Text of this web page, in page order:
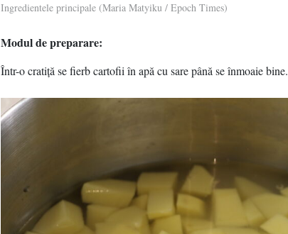
Ingredientele principale (Maria Matyiku / Epoch Times)
Modul de preparare:
Într-o cratiţă se fierb cartofii în apă cu sare până se înmoaie bine.